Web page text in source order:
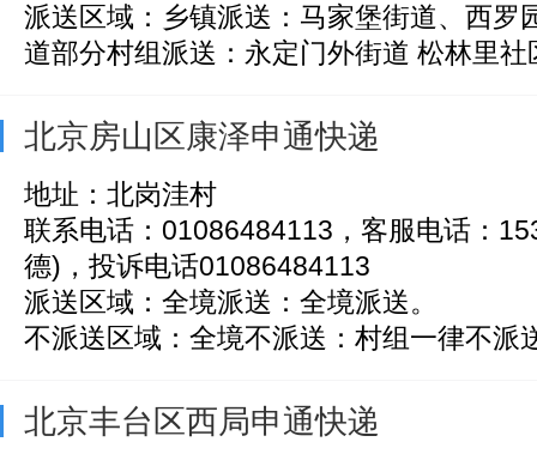
派送区域：乡镇派送：马家堡街道、西罗
道部分村组派送：永定门外街道 松林里社
北京房山区康泽申通快递
地址：北岗洼村
联系电话：01086484113，客服电话：
德)，投诉电话01086484113
派送区域：全境派送：全境派送。
不派送区域：全境不派送：村组一律不派
北京丰台区西局申通快递